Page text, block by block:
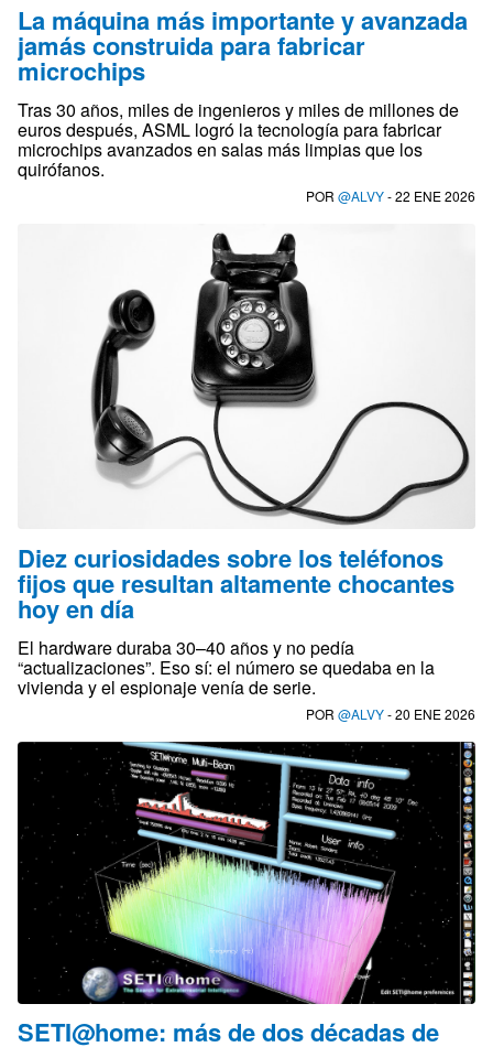
La máquina más importante y avanzada
jamás construida para fabricar
microchips
Tras 30 años, miles de ingenieros y miles de millones de
euros después, ASML logró la tecnología para fabricar
microchips avanzados en salas más limpias que los
quirófanos.
POR @ALVY- 22 ENE 2026
Diez curiosidades sobre los teléfonos
fijos que resultan altamente chocantes
hoy en día
El hardware duraba 30–40 años y no pedía
“actualizaciones”. Eso sí: el número se quedaba en la
vivienda y el espionaje venía de serie.
POR @ALVY- 20 ENE 2026
SETI@home: más de dos décadas de